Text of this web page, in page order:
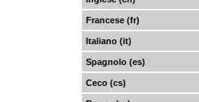
Francese (fr)
Italiano (it)
Spagnolo (es)
Ceco (cs)